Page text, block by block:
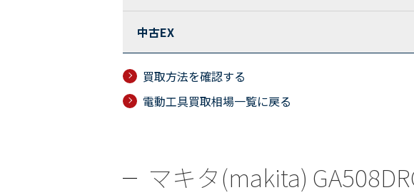
中古EX
買取方法を確認する
電動工具買取相場一覧に戻る
マキタ(makita)